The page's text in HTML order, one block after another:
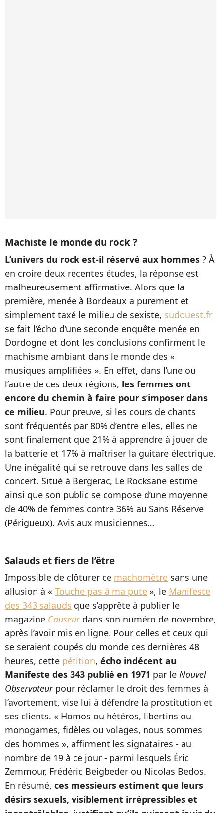
Machiste le monde du rock ?
L’univers du rock est-il réservé aux hommes ? À
en croire deux récentes études, la réponse est
malheureusement affirmative. Alors que la
première, menée à Bordeaux a purement et
simplement taxé le milieu de sexiste, sudouest.fr
se fait l’écho d’une seconde enquête menée en
Dordogne et dont les conclusions confirment le
machisme ambiant dans le monde des «
musiques amplifiées ». En effet, dans l’une ou
l’autre de ces deux régions, les femmes ont
encore du chemin à faire pour s’imposer dans
ce milieu. Pour preuve, si les cours de chants
sont fréquentés par 80% d’entre elles, elles ne
sont finalement que 21% à apprendre à jouer de
la batterie et 17% à maîtriser la guitare électrique.
Une inégalité qui se retrouve dans les salles de
concert. Situé à Bergerac, Le Rocksane estime
ainsi que son public se compose d’une moyenne
de 40% de femmes contre 36% au Sans Réserve
(Périgueux). Avis aux musiciennes…
Salauds et fiers de l’être
Impossible de clôturer ce machomètre sans une
allusion à « Touche pas à ma pute », le Manifeste
des 343 salauds que s’apprête à publier le
magazine Causeurdans son numéro de novembre,
après l’avoir mis en ligne. Pour celles et ceux qui
se seraient coupés du monde ces dernières 48
heures, cette pétition, écho indécent au
Manifeste des 343 publié en 1971 par le Nouvel
Observateur pour réclamer le droit des femmes à
l’avortement, vise lui à défendre la prostitution et
ses clients. « Homos ou hétéros, libertins ou
monogames, fidèles ou volages, nous sommes
des hommes », affirment les signataires - au
nombre de 19 à ce jour - parmi lesquels Éric
Zemmour, Frédéric Beigbeder ou Nicolas Bedos.
En résumé, ces messieurs estiment que leurs
désirs sexuels, visiblement irrépressibles et